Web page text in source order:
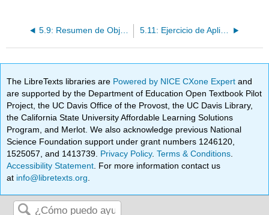
5.9: Resumen de Objetivos de Aprendizaje 5.11: Ejercicio de Aplicación de Habilidades Gerenciales
The LibreTexts libraries are Powered by NICE CXone Expertand
are supported by the Department of Education Open Textbook Pilot
Project, the UC Davis Office of the Provost, the UC Davis Library,
the California State University Affordable Learning Solutions
Program, and Merlot. We also acknowledge previous National
Science Foundation support under grant numbers 1246120,
1525057, and 1413739. Privacy Policy.Terms & Conditions
Accessibility Statement . For more information contact us
at info@libretexts.org